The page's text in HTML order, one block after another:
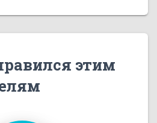
этим